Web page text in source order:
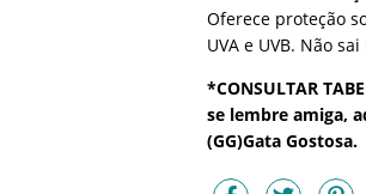
Oferece proteção
UVA e UVB. Não
*CONSULTAR
se lembre amiga,
(GG)Gata Gostosa.